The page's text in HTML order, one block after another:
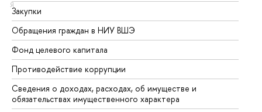
Я
Закупки
Обращения граждан в НИУ ВШЭ
Фонд целевого капитала
Противодействие коррупции
Сведения о доходах, расходах, об имуществе и
обязательствах имущественного характера